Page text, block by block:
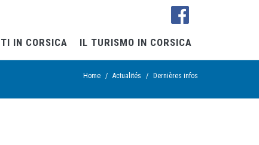
IN CORSICA IL TURISMO IN CORSICA
Home / Actualités / Dernières infos